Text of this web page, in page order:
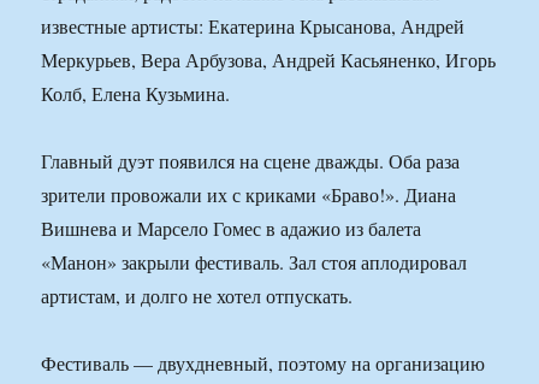
известные артисты: Екатерина Крысанова, Андрей
Меркурьев, Вера Арбузова, Андрей Касьяненко, Игорь
Колб, Елена Кузьмина.
Главный дуэт появился на сцене дважды. Оба раза
зрители провожали их с криками «Браво!». Диана
Вишнева и Марсело Гомес в адажио из балета
«Манон» закрыли фестиваль. Зал стоя аплодировал
артистам, и долго не хотел отпускать.
Фестиваль — двухдневный, поэтому на организацию